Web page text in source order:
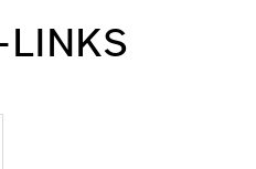
LINKS